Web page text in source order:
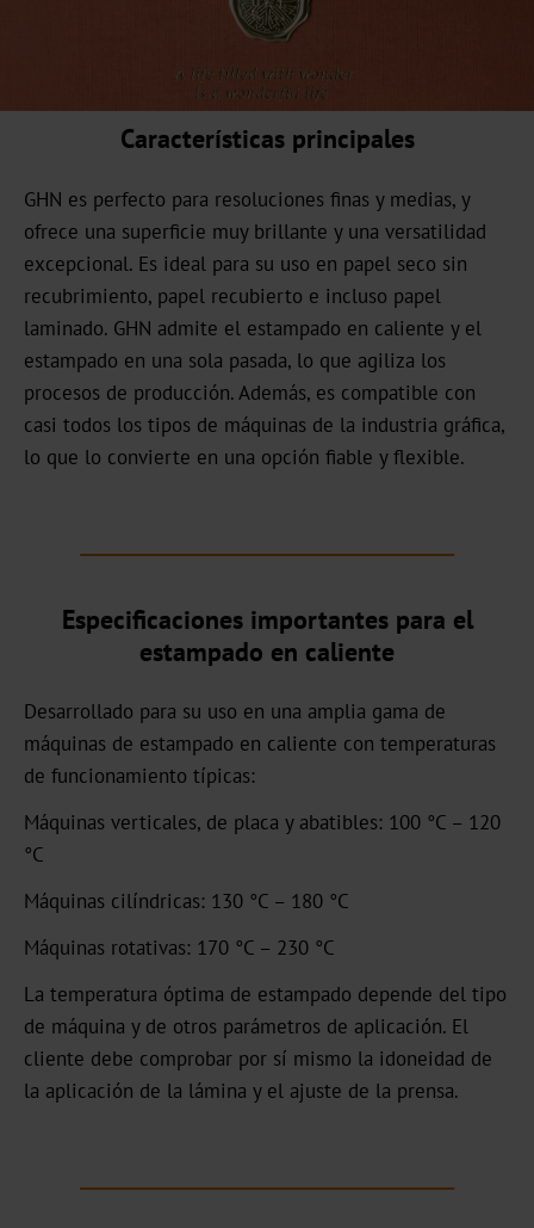
Cumplimiento
Reciclaje
Carrera
Noticias
Portal
de
noticias
Ferias
Estampación
caliente
Standard
Graphical
OXN
Plus
MX-
PRO
GDN
Graphical
Características principales
GHN es perfecto para resoluciones finas y medias, y
ofrece una superficie muy brillante y una versatilidad
excepcional. Es ideal para su uso en papel seco sin
recubrimiento, papel recubierto e incluso papel
laminado. GHN admite el estampado en caliente y el
estampado en una sola pasada, lo que agiliza los
procesos de producción. Además, es compatible con
casi todos los tipos de máquinas de la industria gráfica,
lo que lo convierte en una opción fiable y flexible.
Especificaciones importantes para el
estampado en caliente
Desarrollado para su uso en una amplia gama de
máquinas de estampado en caliente con temperaturas
de funcionamiento típicas:
Máquinas verticales, de placa y abatibles: 100 °C – 120
°C
Máquinas cilíndricas: 130 °C – 180 °C
Máquinas rotativas: 170 °C – 230 °C
La temperatura óptima de estampado depende del tipo
de máquina y de otros parámetros de aplicación. El
cliente debe comprobar por sí mismo la idoneidad de
la aplicación de la lámina y el ajuste de la prensa.